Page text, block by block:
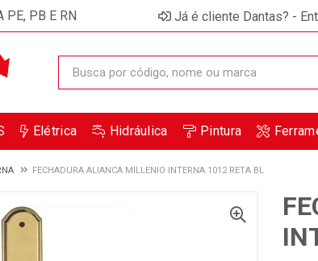
PE, PB E RN Já é cliente Dantas? -
Elétrica Hidráulica Pintura
FECHADURA ALIANCA MILLENIO INTERNA 1012 RETA BL